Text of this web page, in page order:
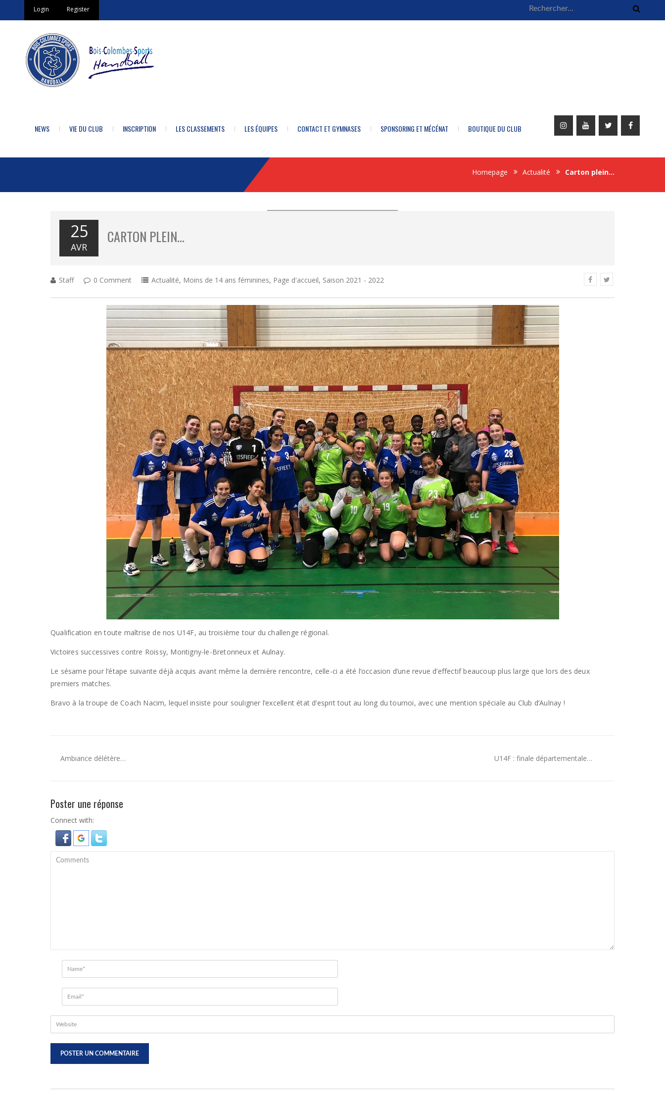
Login Register
NEWS VIE DU CLUB INSCRIPTION LES CLASSEMENTS LES ÉQUIPES CONTACT ET GYMNASES SPONSORING ET MÉCÉNAT BOUTIQUE DU CLUB
Homepage Actualité Carton plein…
25
AVR
CARTON PLEIN…
Staff 0 Comment Actualité, Moins de 14 ans féminines, Page d'accueil, Saison 2021 - 2022
Qualification en toute maîtrise de nos U14F, au troisième tour du challenge régional.
Victoires successives contre Roissy, Montigny-le-Bretonneux et Aulnay.
Le sésame pour l’étape suivante déjà acquis avant même la dernière rencontre, celle-ci a été l’occasion d’une revue d’effectif beaucoup plus large que lors des deux
premiers matches.
Bravo à la troupe de Coach Nacim, lequel insiste pour souligner l’excellent état d’esprit tout au long du tournoi, avec une mention spéciale au Club d’Aulnay !
Ambiance délétère… U14F : finale départementale…
Poster une réponse
Connect with: